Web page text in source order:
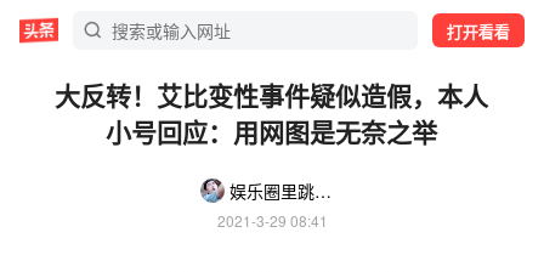
打开看看
大反转！艾比变性事件疑似造假，本人
小号回应：用网图是无奈之举
娱乐圈里跳舞的猹
2021-3-29 08:41